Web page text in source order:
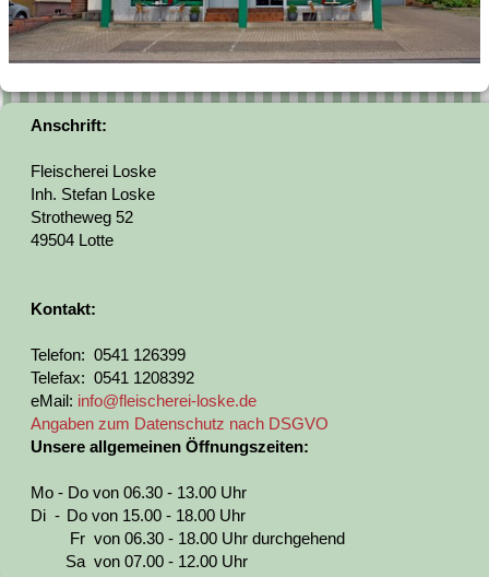
Anschrift:
Fleischerei Loske
Inh. Stefan Loske
Strotheweg 52
49504 Lotte
Kontakt:
Telefon: 0541 126399
Telefax: 0541 1208392
eMail: info@fleischerei-loske.de
Angaben zum Datenschutz nach DSGVO
Unsere allgemeinen Öffnungszeiten:
Mo - Do von 06.30 - 13.00 Uhr
Di - Do von 15.00 - 18.00 Uhr
Fr von 06.30 - 18.00 Uhr durchgehend
Sa von 07.00 - 12.00 Uhr